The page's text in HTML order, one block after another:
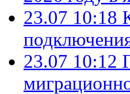
23.07 10:18
23.07 10:12